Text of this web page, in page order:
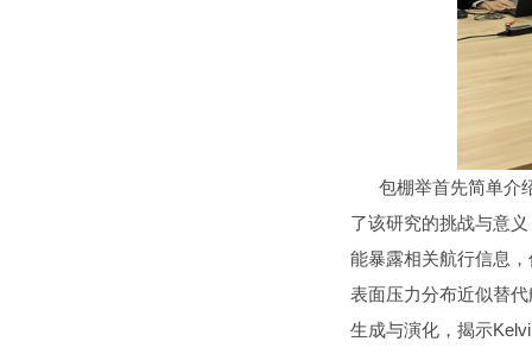
包棚举首先简单介绍
了该研究的挑战与意
能暴露相关航行信息
表面压力分布近似替
生成与演化，揭示